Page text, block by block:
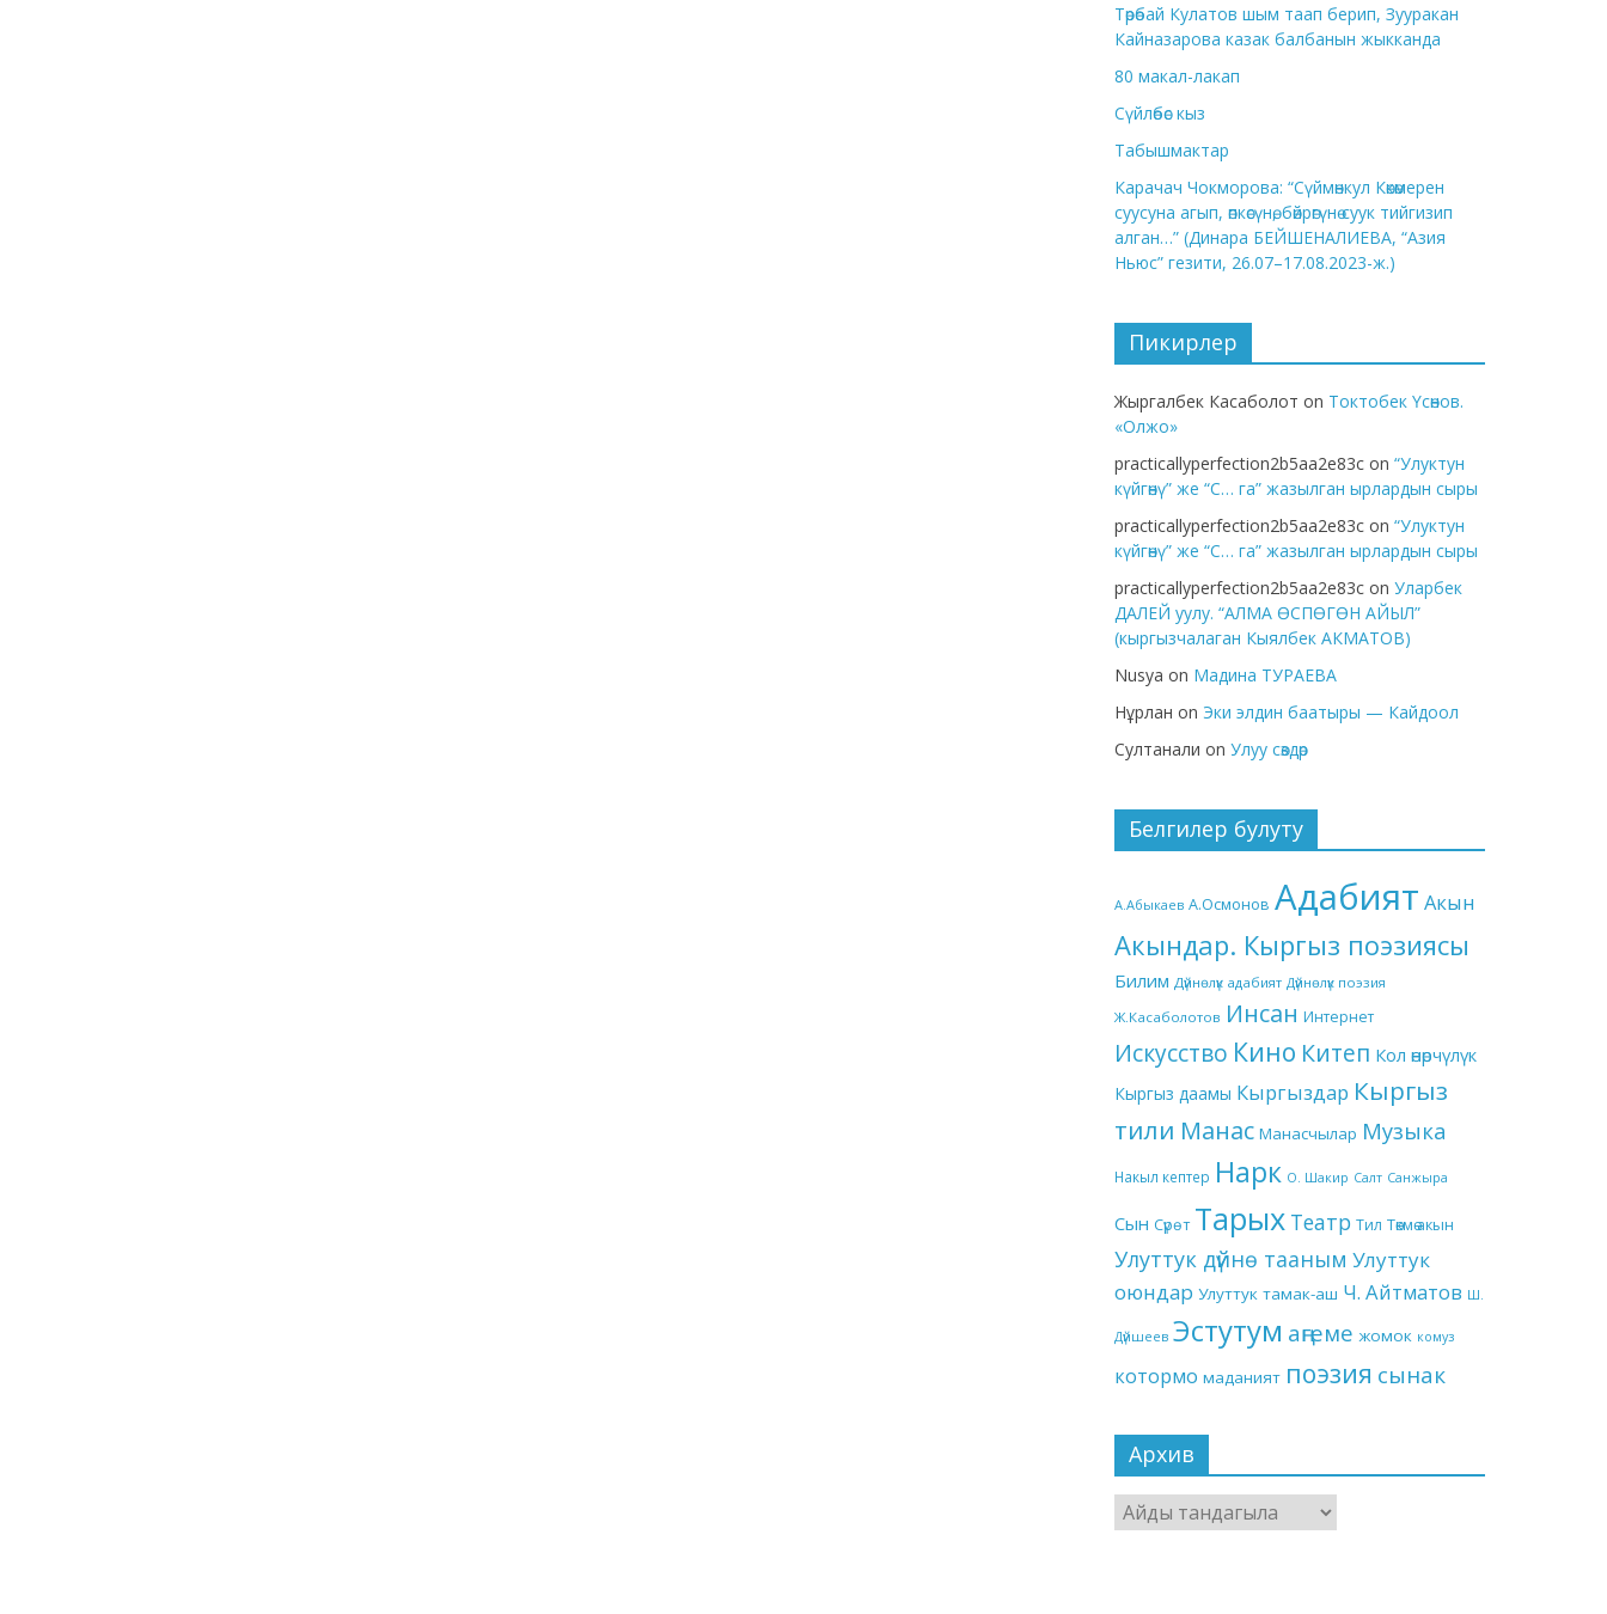
Төрөбай Кулатов шым таап берип, Зууракан
Кайназарова казак балбанын жыкканда
80 макал-лакап
Сүйлөбөс кыз
Табышмактар
Карачач Чокморова: “Сүймөнкул Көкөмерен
суусуна агып, өпкөсүнө, бөйрөгүнө суук тийгизип
алган…” (Динара БЕЙШЕНАЛИЕВА, “Азия
Ньюс” гезити, 26.07–17.08.2023-ж.)
Пикирлер
Жыргалбек Касаболот on Токтобек Үсөнов.
«Олжо»
practicallyperfection2b5aa2e83c on “Улуктун
күйгөнү” же “С… га” жазылган ырлардын сыры
practicallyperfection2b5aa2e83c on “Улуктун
күйгөнү” же “С… га” жазылган ырлардын сыры
practicallyperfection2b5aa2e83c on Уларбек
ДАЛЕЙ уулу. “АЛМА ӨСПӨГӨН АЙЫЛ”
(кыргызчалаган Кыялбек АКМАТОВ)
Nusya on Мадина ТУРАЕВА
Нұрлан on Эки элдин баатыры — Кайдоол
Султанали on Улуу сөздөр
Белгилер булуту
А.Абыкаев А.Осмонов Адабият Акын
Акындар. Кыргыз поэзиясы
Билим Дүйнөлүк адабият Дүйнөлүк поэзия
Ж.Касаболотов Инсан Интернет
Искусство Кино Китеп Кол өнөрчүлүк
Кыргыз даамы Кыргыздар Кыргыз
тили Манас Манасчылар Музыка
Накыл кептер Нарк О. Шакир Салт Санжыра
Сын Сүрөт Тарых Театр Тил Төкмө акын
Улуттук дүйнө тааным Улуттук
оюндар Улуттук тамак-аш Ч. Айтматов Ш.
Дүйшеев Эстутум аңгеме жомок комуз
котормо маданият поэзия сынак
Архив
Архив